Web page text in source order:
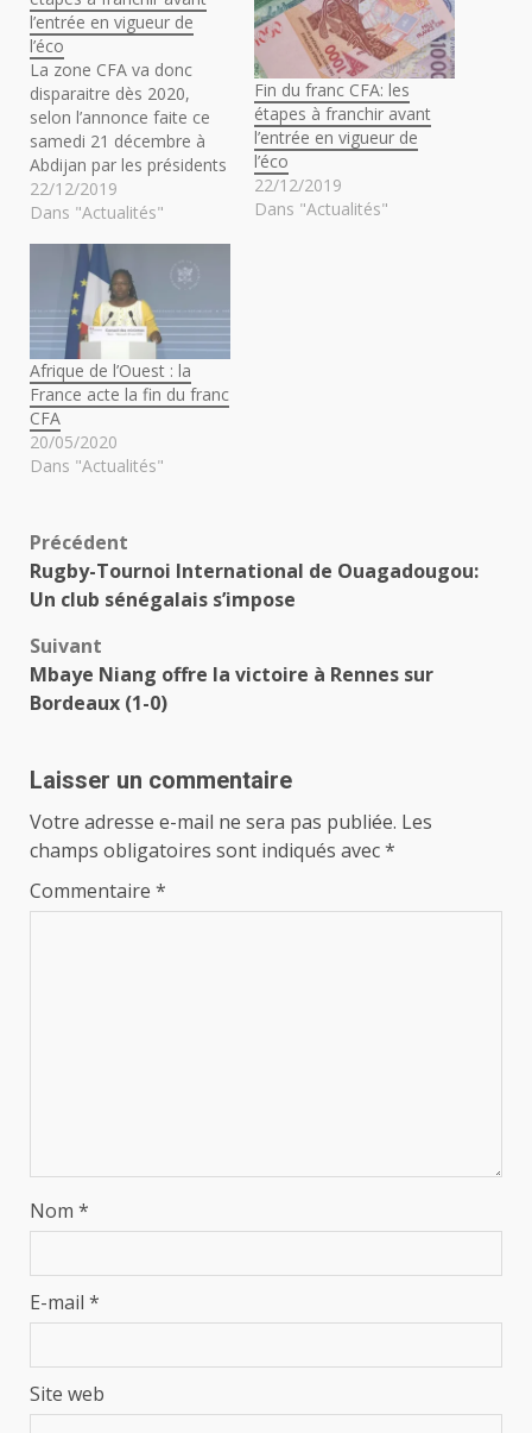
l’entrée en vigueur de
l’éco
La zone CFA va donc
disparaitre dès 2020,
selon l’annonce faite ce
samedi 21 décembre à
Abdijan par les présidents
ivoirien Alassane
Ouattara et français
France se retire des
instances de gestion du
CFA qui peut donc opérer
sa mutation en zone éco.
Il reste que les
calendriers…
22/12/2019
Dans "Actualités"
Fin du franc CFA: les
étapes à franchir avant
l’entrée en vigueur de
l’éco
22/12/2019
Dans "Actualités"
Afrique de l’Ouest : la
France acte la fin du franc
CFA
20/05/2020
Dans "Actualités"
Navigation
d’article
Précédent
Rugby-Tournoi International de Ouagadougou:
Un club sénégalais s’impose
Suivant
Mbaye Niang offre la victoire à Rennes sur
Bordeaux (1-0)
Laisser un commentaire
Votre adresse e-mail ne sera pas publiée. Les
champs obligatoires sont indiqués avec*
Commentaire *
Nom *
E-mail *
Site web